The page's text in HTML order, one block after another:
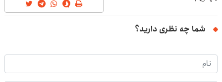
شما چه نظری دارید؟